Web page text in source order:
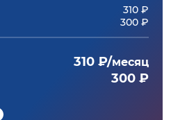
310 ₽
300 ₽
310 ₽/месяц
300 ₽